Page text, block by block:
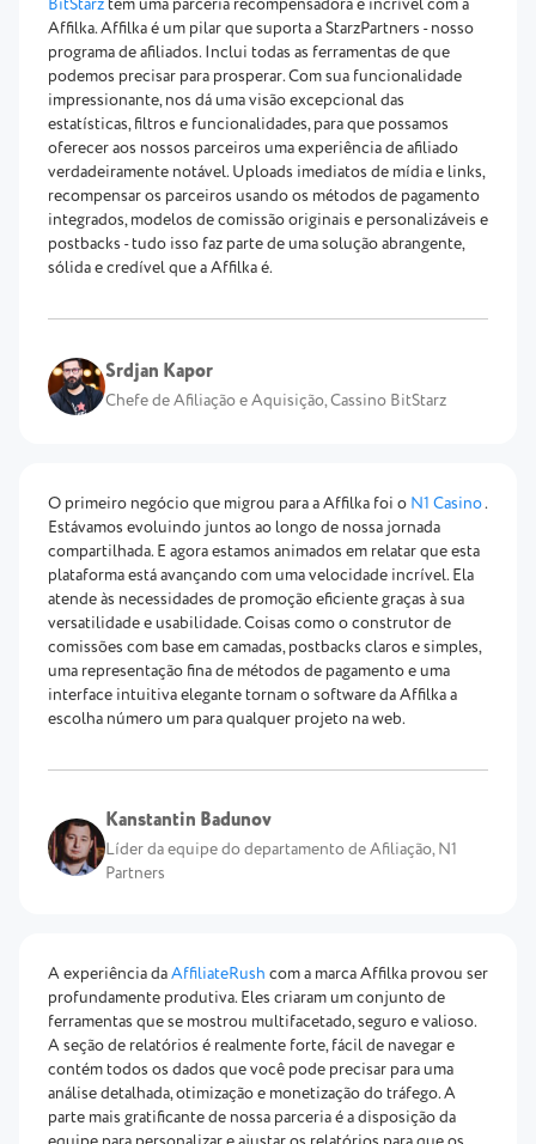
BitStarztem uma parceria recompensadora e incrível com a
Affilka. Affilka é um pilar que suporta a StarzPartners - nosso
programa de afiliados. Inclui todas as ferramentas de que
podemos precisar para prosperar. Com sua funcionalidade
impressionante, nos dá uma visão excepcional das
estatísticas, filtros e funcionalidades, para que possamos
oferecer aos nossos parceiros uma experiência de afiliado
verdadeiramente notável. Uploads imediatos de mídia e links,
recompensar os parceiros usando os métodos de pagamento
integrados, modelos de comissão originais e personalizáveis e
postbacks - tudo isso faz parte de uma solução abrangente,
sólida e credível que a Affilka é.
Srdjan Kapor
Chefe de Afiliação e Aquisição, Cassino BitStarz
O primeiro negócio que migrou para a Affilka foi o N1 Casino.
Estávamos evoluindo juntos ao longo de nossa jornada
compartilhada. E agora estamos animados em relatar que esta
plataforma está avançando com uma velocidade incrível. Ela
atende às necessidades de promoção eficiente graças à sua
versatilidade e usabilidade. Coisas como o construtor de
comissões com base em camadas, postbacks claros e simples,
uma representação fina de métodos de pagamento e uma
interface intuitiva elegante tornam o software da Affilka a
escolha número um para qualquer projeto na web.
Kanstantin Badunov
Líder da equipe do departamento de Afiliação, N1
Partners
A experiência daAffiliateRush com a marca Affilka provou ser
profundamente produtiva. Eles criaram um conjunto de
ferramentas que se mostrou multifacetado, seguro e valioso.
A seção de relatórios é realmente forte, fácil de navegar e
contém todos os dados que você pode precisar para uma
análise detalhada, otimização e monetização do tráfego. A
parte mais gratificante de nossa parceria é a disposição da